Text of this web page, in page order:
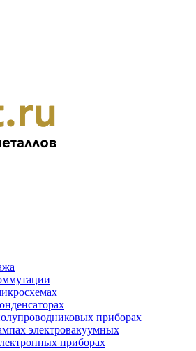
приборах
электровакуумных
приборах